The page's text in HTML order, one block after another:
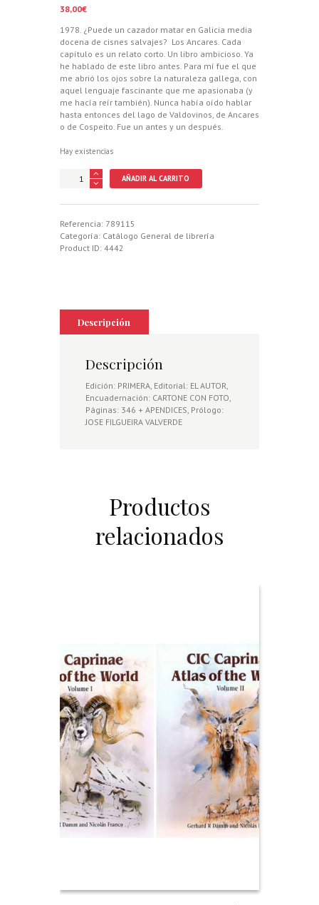
38,00€
1978. ¿Puede un cazador matar en Galicia media
docena de cisnes salvajes? Los Ancares. Cada
capítulo es un relato corto. Un libro ambicioso. Ya
he hablado de este libro antes. Para mí fue el que
me abrió los ojos sobre la naturaleza gallega, con
aquel lenguaje fascinante que me apasionaba (y
me hacía reír también). Nunca había oído hablar
hasta entonces del lago de Valdovinos, de Ancares
o de Cospeito. Fue un antes y un después.
Hay existencias
FAUNA
GALLEGA
MAS,
LA.
GALICIA
AÑADIR AL CARRITO
Referencia: 789115
Categoría: Catálogo General de librería
Product ID: 4442
Descripción
Descripción
Edición: PRIMERA, Editorial: EL AUTOR,
Encuadernación: CARTONE CON FOTO,
Páginas: 346 + APENDICES, Prólogo:
JOSE FILGUEIRA VALVERDE
Productos
relacionados